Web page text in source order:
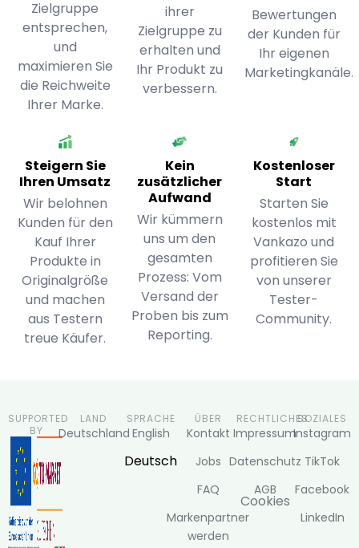
Zielgruppe
entsprechen,
und
maximieren Sie
die Reichweite
Ihrer Marke.
ihrer
Zielgruppe zu
erhalten und
Ihr Produkt zu
verbessern.
Bewertungen
der Kunden für
Ihr eigenen
Marketingkanäle.
Steigern Sie
Ihren Umsatz
Wir belohnen
Kunden für den
Kauf Ihrer
Produkte in
Originalgröße
und machen
aus Testern
treue Käufer.
Kein
zusätzlicher
Aufwand
Wir kümmern
uns um den
gesamten
Prozess: Vom
Versand der
Proben bis zum
Reporting.
Kostenloser
Start
Starten Sie
kostenlos mit
Vankazo und
profitieren Sie
von unserer
Tester-
Community.
SUPPORTED
BY
LAND
Deutschland
SPRACHE
English
Deutsch
ÜBER
Kontakt
Jobs
FAQ
Markenpartner
werden
RECHTLICHES
Impressum
Datenschutz
AGB
Cookies
SOZIALES
Instagram
TikTok
Facebook
LinkedIn